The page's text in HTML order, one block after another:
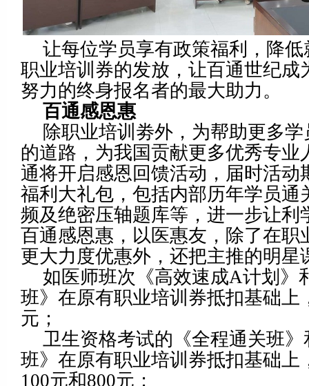
让每位学员享有政策福利，降
职业培训券的发放，让百通世纪成
努力的终身报名者的最大助力。
百通感恩惠
除职业培训劵外，为帮助更多
的道路，为我国贡献更多优秀专业
通将开启感恩回馈活动，届时活动
福利大礼包，包括内部历年学员通
频及绝密压轴题库等，进一步让利
百通感恩惠，以医惠友，除了在职
更大力度优惠外，还把主推的明星
如医师班次《高效速成A计划》
班》在原有职业培训券抵扣基础上
元；
卫生资格考试的《全程通关班
班》在原有职业培训券抵扣基础上
100元和800元；